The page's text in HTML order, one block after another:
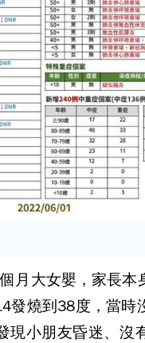
月大女嬰，家長本
發燒到38度，當時
小朋友昏迷、沒